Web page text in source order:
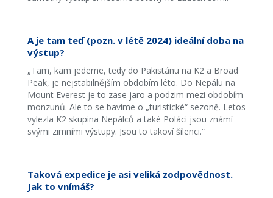
A je tam teď (pozn. v létě 2024) ideální doba na
výstup?
„Tam, kam jedeme, tedy do Pakistánu na K2 a Broad
Peak, je nejstabilnějším obdobím léto. Do Nepálu na
Mount Everest je to zase jaro a podzim mezi obdobím
monzunů. Ale to se bavíme o „turistické“ sezoně. Letos
vylezla K2 skupina Nepálců a také Poláci jsou známí
svými zimními výstupy. Jsou to takoví šílenci.“
Taková expedice je asi veliká zodpovědnost.
Jak to vnímáš?